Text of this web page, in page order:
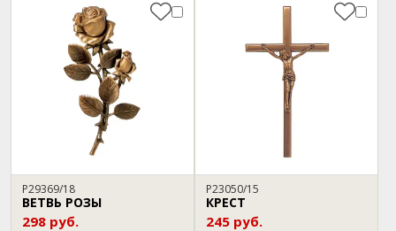
P29369/18
ВЕТВЬ РОЗЫ
298 руб.
P23050/15
КРЕСТ
245 руб.